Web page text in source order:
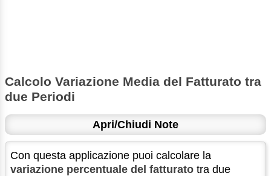
Calcolo Variazione Media del Fatturato tra
due Periodi
Apri/Chiudi Note
Con questa applicazione puoi calcolare la
variazione percentuale del fatturato tra due